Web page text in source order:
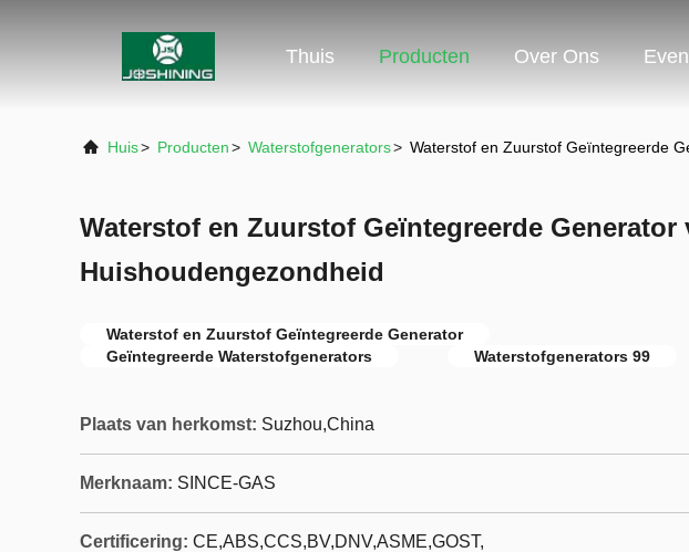
Thuis Producten Over Ons
Huis> Producten> Waterstofgenerators> Waterstof en Zuurstof Geïntegreerde
Waterstof en Zuurstof Geïntegreerde Generator
Huishoudengezondheid
Waterstof en Zuurstof Geïntegreerde Generator
Geïntegreerde Waterstofgenerators
Waterstofgenerators 99
Plaats van herkomst: Suzhou,China
Merknaam: SINCE-GAS
Certificering: CE,ABS,CCS,BV,DNV,ASME,GOST,